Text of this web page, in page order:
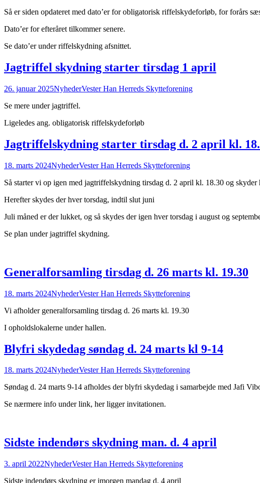
Så er siden opdateret med dato’er for obligatorisk riffelskydeforløb, for forårs
Dato’er for efteråret tilkommer senere.
Se dato’er under riffelskydning afsnittet.
Jagtriffel skydning starter tirsdag 1 april
26. januar 2025NyhederVester Han Herreds Skytteforening
Se mere under jagtriffel.
Ligeledes ang. obligatorisk riffelskydeforløb
Jagtriffelskydning starter tirsdag d. 2 april kl.
18. marts 2024NyhederVester Han Herreds Skytteforening
Så starter vi op igen med jagtriffelskydning tirsdag d. 2 april kl. 18.30 og
Herefter skydes der hver torsdag, indtil slut juni
Juli måned er der lukket, og så skydes der igen hver torsdag i august og
Se plan under jagtriffel skydning.
Generalforsamling tirsdag d. 26 marts kl. 19.30
18. marts 2024NyhederVester Han Herreds Skytteforening
Vi afholder generalforsamling tirsdag d. 26 marts kl. 19.30
I opholdslokalerne under hallen.
Blyfri skydedag søndag d. 24 marts kl 9-14
18. marts 2024NyhederVester Han Herreds Skytteforening
Søndag d. 24 marts 9-14 afholdes der blyfri skydedag i samarbejde med Jafi
Se nærmere info under link, her ligger invitationen.
Sidste indendørs skydning man. d. 4 april
3. april 2022NyhederVester Han Herreds Skytteforening
Sidste indendørs skydning er imorgen mandag d. 4 april